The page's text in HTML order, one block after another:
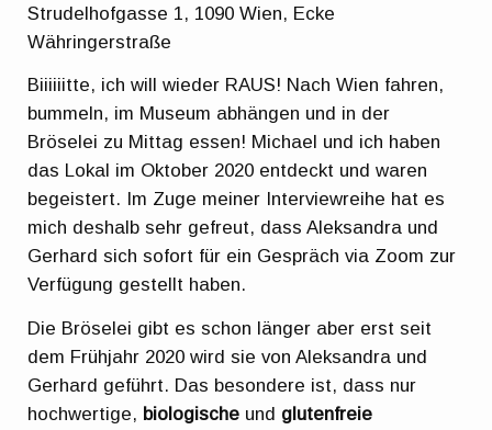
Strudelhofgasse 1, 1090 Wien, Ecke
Währingerstraße
Biiiiiitte, ich will wieder RAUS! Nach Wien fahren,
bummeln, im Museum abhängen und in der
Bröselei zu Mittag essen! Michael und ich haben
das Lokal im Oktober 2020 entdeckt und waren
begeistert. Im Zuge meiner Interviewreihe hat es
mich deshalb sehr gefreut, dass Aleksandra und
Gerhard sich sofort für ein Gespräch via Zoom zur
Verfügung gestellt haben.
Die Bröselei gibt es schon länger aber erst seit
dem Frühjahr 2020 wird sie von Aleksandra und
Gerhard geführt. Das besondere ist, dass nur
hochwertige, biologische und glutenfreie